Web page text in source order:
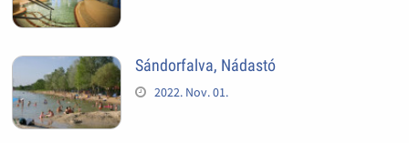
Sándorfalva, Nádastó
2022. Nov. 01.